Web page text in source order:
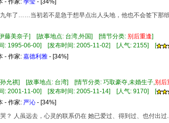
- 作家: 季莹 - [34%]
了……当初若不是急于想早点出人头地，他也不会签下那纸
藤美奈子] [故事地点: 台湾,外国] [情节分类: 别 后重逢]
: 1995-06-00] [发布时间: 2005-11-02] [人气: 2155] [
- 作家: 嘉德利雅 - [34%]
孙允祺] [故事地点: 台湾] [情节分类: 巧取豪夺,未婚生子,别 后
: 2001-11-00] [发布时间: 2005-11-14] [人气: 9170] [
- 作家: 严沁 - [34%]
？ 人虽远去，心灵的联系仍在 她已爱过、得到过、也付出过